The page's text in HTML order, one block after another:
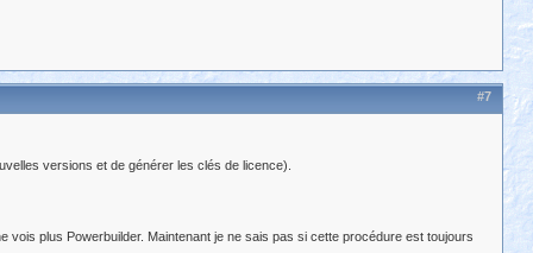
#7
versions et de générer les clés de licence).
plus Powerbuilder. Maintenant je ne sais pas si cette procédure est toujours